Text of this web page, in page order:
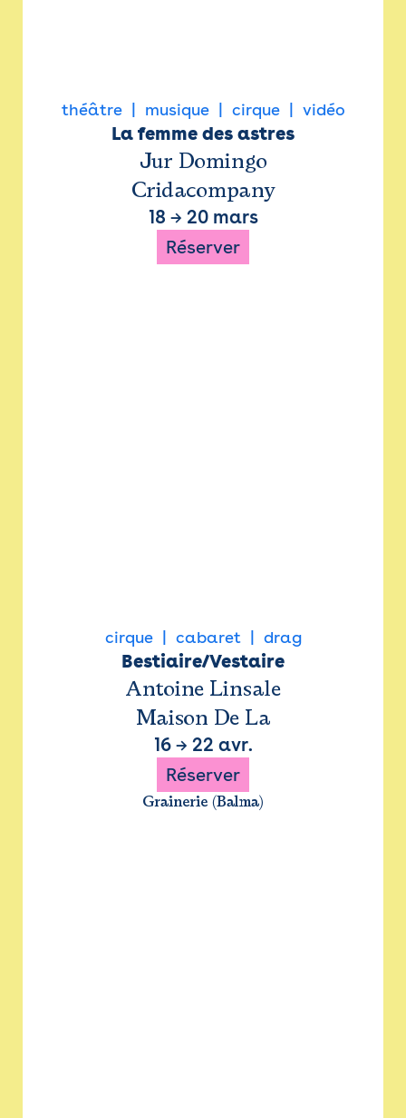
théâtre musique cirque vidéo
La femme des astres
Jur Domingo
Cridacompany
18 → 20 mars
Réserver
cirque cabaret drag
Bestiaire/Vestaire
Antoine Linsale
Maison De La
16→ 22 avr.
Réserver
Grainerie (Balma)